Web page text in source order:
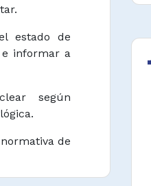
estado de
e informar a
según
de